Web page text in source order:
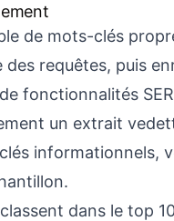
de mots-clés
requêtes, puis
fonctionnalités
un extrait
informationnels,
dans le top